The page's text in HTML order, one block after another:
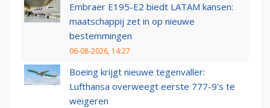
Embraer E195-E2 biedt LATAM kansen:
maatschappij zet in op nieuwe
bestemmingen
06-08-2026, 14:27
Boeing krijgt nieuwe tegenvaller:
Lufthansa overweegt eerste 777-9’s te
weigeren